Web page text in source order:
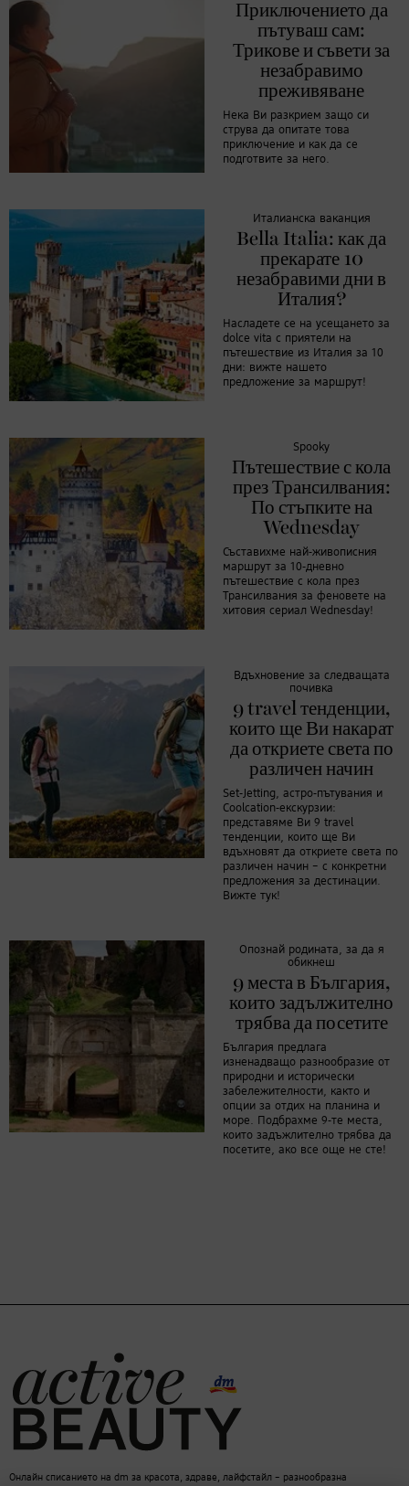
Приключението да
пътуваш сам:
Трикове и съвети за
незабравимо
преживяване
Нека Ви разкрием защо си
струва да опитате това
приключение и как да се
подготвите за него.
Италианска ваканция
Bella Italia: как да
прекарате 10
незабравими дни в
Италия?
Насладете се на усещането за
dolce vita с приятели на
пътешествие из Италия за 10
дни: вижте нашето
предложение за маршрут!
Spooky
Пътешествие с кола
през Трансилвания:
По стъпките на
Wednesday
Съставихме най-живописния
маршрут за 10-дневно
пътешествие с кола през
Трансилвания за феновете на
хитовия сериал Wednesday!
Вдъхновение за следващата
почивка
9 travel тенденции,
които ще Ви накарат
да откриете света по
различен начин
Set-Jetting, астро-пътувания и
Coolcation-екскурзии:
представяме Ви 9 travel
тенденции, които ще Ви
вдъхновят да откриете света по
различен начин – с конкретни
предложения за дестинации.
Вижте тук!
Опознай родината, за да я
обикнеш
9 места в България,
които задължително
трябва да посетите
България предлага
изненадващо разнообразие от
природни и исторически
забележителности, както и
опции за отдих на планина и
море. Подбрахме 9-те места,
които задъжлително трябва да
посетите, ако все още не сте!
Онлайн списанието на dm за красота, здраве, лайфстайл – разнообразна